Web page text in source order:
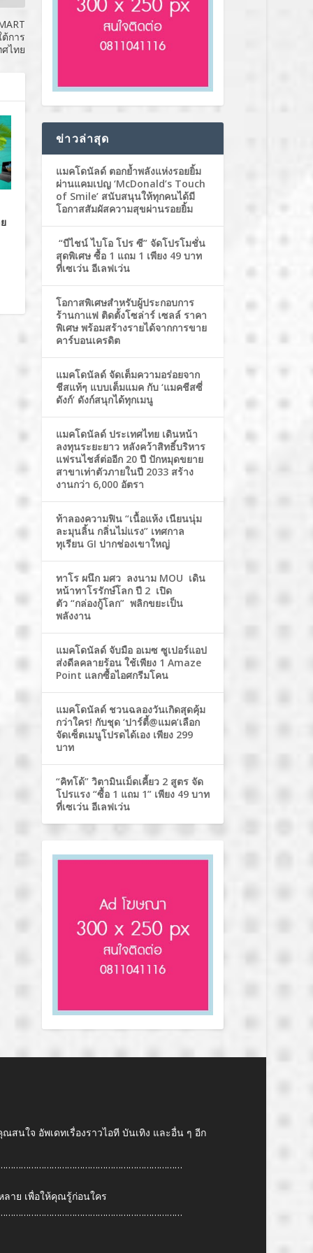
การ
ไทย
ข่าวล่าสุด
แมคโดนัลด์ ตอกย้ำพลังแห่งรอยยิ้ม
ผ่านแคมเปญ ‘McDonald’s Touch
of Smile’ สนับสนุนให้ทุกคนได้มี
โอกาสสัมผัสความสุขผ่านรอยยิ้ม
“บีไชน์ ไบโอ โปร ซี” จัดโปรโมชั่น
สุดพิเศษ ซื้อ 1 แถม 1 เพียง 49 บาท
ที่เซเว่น อีเลฟเว่น
โอกาสพิเศษสำหรับผู้ประกอบการ
ร้านกาแฟ ติดตั้งโซล่าร์ เซลล์ ราคา
พิเศษ พร้อมสร้างรายได้จากการขาย
คาร์บอนเครดิต
แมคโดนัลด์ จัดเต็มความอร่อยจาก
ชีสแท้ๆ แบบเต็มแมค กับ ‘แมคชีสซี่
ดังก์’ ดังก์สนุกได้ทุกเมนู
แมคโดนัลด์ ประเทศไทย เดินหน้า
ลงทุนระยะยาว หลังคว้าสิทธิ์บริหาร
แฟรนไชส์ต่ออีก 20 ปี ปักหมุดขยาย
สาขาเท่าตัวภายในปี 2033 สร้าง
งานกว่า 6,000 อัตรา
ท้าลองความฟิน “เนื้อแห้ง เนียนนุ่ม
ละมุนลิ้น กลิ่นไม่แรง” เทศกาล
ทุเรียน GI ปากช่องเขาใหญ่
ทาโร ผนึก มศว ลงนาม MOU เดิน
หน้าทาโรรักษ์โลก ปี 2 เปิด
ตัว “กล่องกู้โลก” พลิกขยะเป็น
พลังงาน
แมคโดนัลด์ จับมือ อเมซ ซูเปอร์แอป
ส่งดีลคลายร้อน ใช้เพียง 1 Amaze
Point แลกซื้อไอศกรีมโคน
แมคโดนัลด์ ชวนฉลองวันเกิดสุดคุ้ม
กว่าใคร! กับชุด ‘ปาร์ตี้@แมค’เลือก
จัดเซ็ตเมนูโปรดได้เอง เพียง 299
บาท
“คิทโด้” วิตามินเม็ดเคี้ยว 2 สูตร จัด
โปรแรง “ซื้อ 1 แถม 1” เพียง 49 บาท
ที่เซเว่น อีเลฟเว่น
สนใจ อัพเดทเรื่องราวไอที บันเทิง และอื่น ๆ อีก
าย เพื่อให้คุณรู้ก่อนใคร